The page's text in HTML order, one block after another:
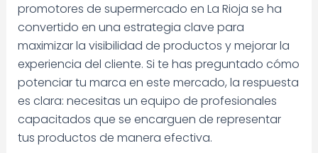
promotores de supermercado en La Rioja se ha
convertido en una estrategia clave para
maximizar la visibilidad de productos y mejorar la
experiencia del cliente. Si te has preguntado cómo
potenciar tu marca en este mercado, la respuesta
es clara: necesitas un equipo de profesionales
capacitados que se encarguen de representar
tus productos de manera efectiva.